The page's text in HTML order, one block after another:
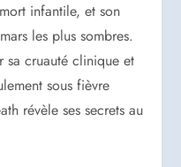
infantile, et son
les plus sombres.
sa cruauté clinique et
sous fièvre
révèle ses secrets au